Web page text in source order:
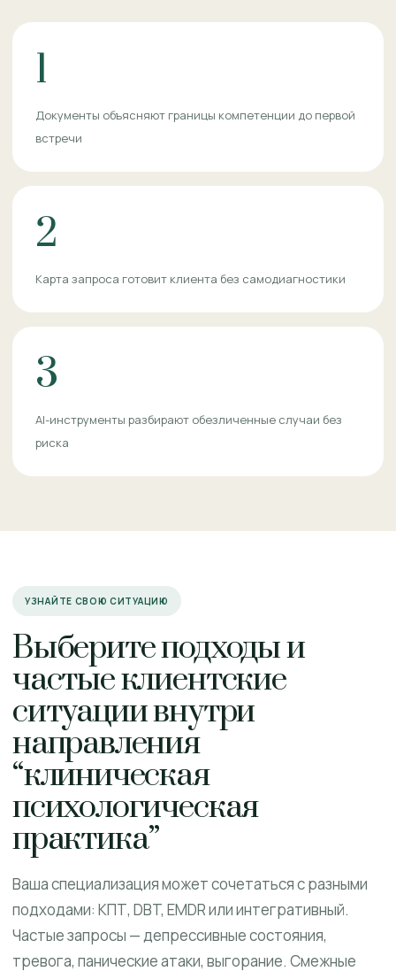
1
Документы объясняют границы компетенции до первой
встречи
2
Карта запроса готовит клиента без самодиагностики
3
AI-инструменты разбирают обезличенные случаи без
риска
УЗНАЙТЕ СВОЮ СИТУАЦИЮ
Выберите подходы и
частые клиентские
ситуации внутри
направления
“клиническая
психологическая
практика”
Ваша специализация может сочетаться с разными
подходами: КПТ, DBT, EMDR или интегративный.
Частые запросы — депрессивные состояния,
тревога, панические атаки, выгорание. Смежные